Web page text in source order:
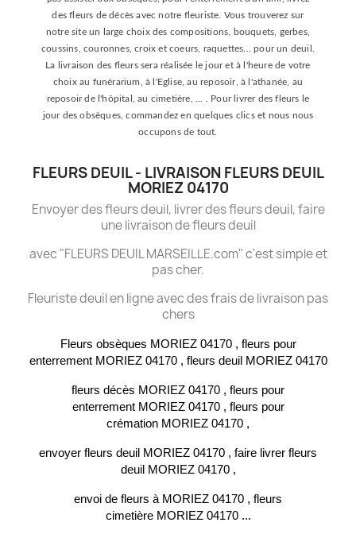
des fleurs de décès avec notre fleuriste. Vous trouverez sur
notre site un large choix des compositions, bouquets, gerbes,
coussins, couronnes, croix et coeurs, raquettes... pour un deuil.
La livraison des fleurs sera réalisée le jour et à l'heure de votre
choix au funérarium, à l'Eglise, au reposoir, à l'athanée, au
reposoir de l'hôpital, au cimetière, ... . Pour livrer des fleurs le
jour des obsèques, commandez en quelques clics et nous nous
occupons de tout.
FLEURS DEUIL - LIVRAISON FLEURS DEUIL
MORIEZ 04170
Envoyer des fleurs deuil, livrer des fleurs deuil, faire
une livraison de fleurs deuil
avec "FLEURS DEUIL MARSEILLE.com" c'est simple et
pas cher.
Fleuriste deuil en ligne avec des frais de livraison pas
chers
Fleurs obsèques MORIEZ 04170 , fleurs pour
enterrement MORIEZ 04170 , fleurs deuil MORIEZ 04170
fleurs décès MORIEZ 04170 , fleurs pour
enterrement MORIEZ 04170 , fleurs pour
crémation MORIEZ 04170 ,
envoyer fleurs deuil MORIEZ 04170 , faire livrer fleurs
deuil MORIEZ 04170 ,
envoi de fleurs à MORIEZ 04170 , fleurs
cimetière MORIEZ 04170 ...